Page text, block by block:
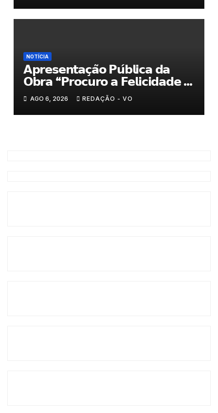
NOTÍCIA
𝗔𝗽𝗿𝗲𝘀𝗲𝗻𝘁𝗮𝗰̧𝗮̃𝗼 𝗣𝘂́𝗯𝗹𝗶𝗰𝗮 𝗱𝗮
𝗢𝗯𝗿𝗮 “𝗣𝗿𝗼𝗰𝘂𝗿𝗼 𝗮 𝗙𝗲𝗹𝗶𝗰𝗶𝗱𝗮𝗱𝗲 𝗲
𝗲𝗹𝗮 𝗺𝗼𝗿𝗮 𝗰𝗼𝗺𝗶𝗴𝗼”
AGO 6, 2026 REDAÇÃO - VO